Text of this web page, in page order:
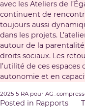
avec les Ateliers de
continuent de
toujours aussi
dans les projets.
autour de la
droits sociaux. Les
l’utilité de ces
autonomie et en
2025 5 RA pour
Posted in Rapports